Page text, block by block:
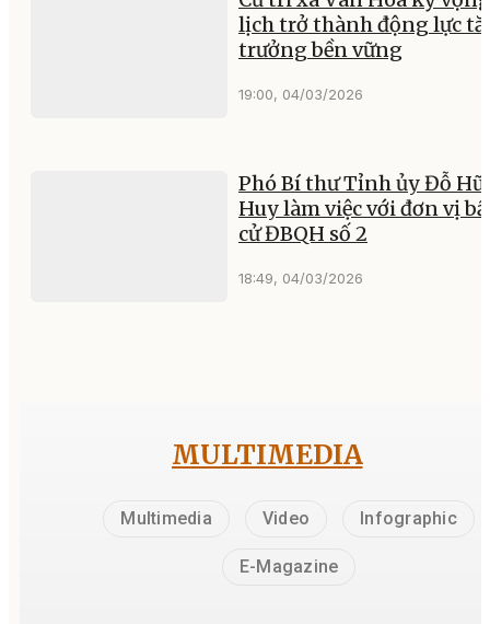
lịch trở thành động lực
trưởng bền vững
19:00, 04/03/2026
Phó Bí thư Tỉnh ủy Đỗ
Huy làm việc với đơn vị
cử ĐBQH số 2
18:49, 04/03/2026
MULTIMEDIA
Multimedia Video Infographic
E-Magazine